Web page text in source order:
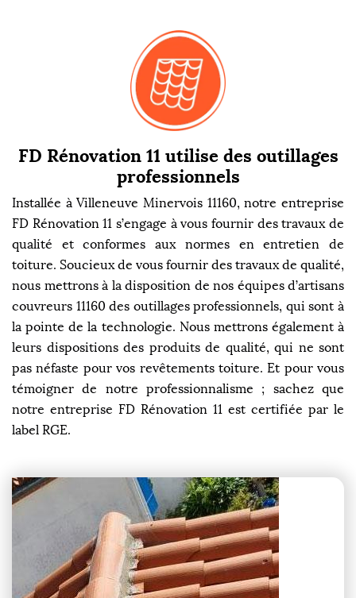
FD Rénovation 11 utilise des outillages
professionnels
Installée à Villeneuve Minervois 11160, notre entreprise
FD Rénovation 11 s’engage à vous fournir des travaux de
qualité et conformes aux normes en entretien de
toiture. Soucieux de vous fournir des travaux de qualité,
nous mettrons à la disposition de nos équipes d’artisans
couvreurs 11160 des outillages professionnels, qui sont à
la pointe de la technologie. Nous mettrons également à
leurs dispositions des produits de qualité, qui ne sont
pas néfaste pour vos revêtements toiture. Et pour vous
témoigner de notre professionnalisme ; sachez que
notre entreprise FD Rénovation 11 est certifiée par le
label RGE.